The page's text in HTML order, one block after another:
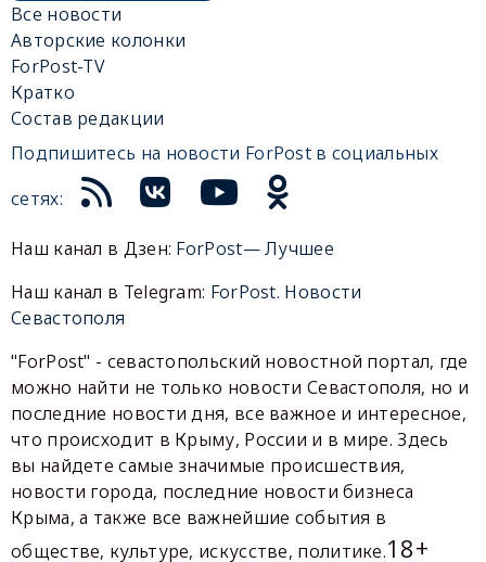
Все новости
Авторские колонки
ForPost-TV
Кратко
Состав редакции
Подпишитесь на новости ForPost в социальных
сетях:
Наш канал в Дзен: ForPost— Лучшее
Наш канал в Telegram: ForPost. Новости
Севастополя
"ForPost" - севастопольский новостной портал, где
можно найти не только новости Севастополя, но и
последние новости дня, все важное и интересное,
что происходит в Крыму, России и в мире. Здесь
вы найдете самые значимые происшествия,
новости города, последние новости бизнеса
Крыма, а также все важнейшие события в
обществе, культуре, искусстве, политике.18+